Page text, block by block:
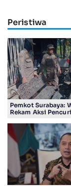
Peristiwa
Pemkot Surabaya:
Rekam Aksi
Ribu